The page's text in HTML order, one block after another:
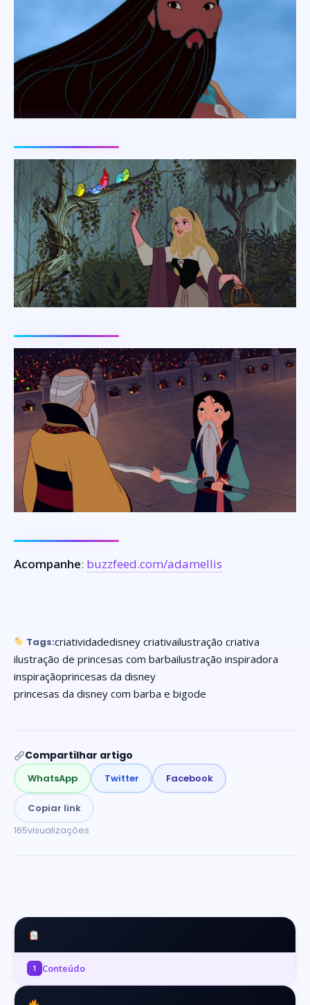
Acompanhe: buzzfeed.com/adamellis
Tags:criatividadedisney criativailustração criativa
ilustração de princesas com barbailustração inspiradora
inspiraçãoprincesas da disney
princesas da disney com barba e bigode
Compartilhar artigo
WhatsApp Twitter Facebook
Copiar link
165visualizações
1 Conteúdo